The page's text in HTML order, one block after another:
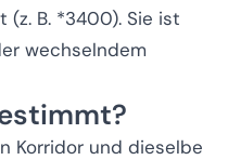
B. *3400). Sie ist
wechselndem
Korridor und dieselbe